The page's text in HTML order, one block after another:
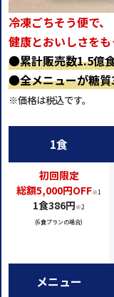
冷凍ごちそう便で、
健康とおいしさをも
●累計販売数1.5億
●全メニューが糖
※価格は税込です。
1食
初回限定
総額5,000円OFF※1
1食386円※2
(6食プランの場合)
メニュー